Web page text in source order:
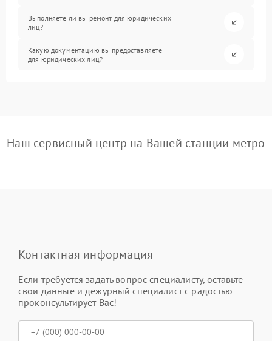
Выполняете ли вы ремонт для юридических
лиц?
Какую документацию вы предоставляете
для юридических лиц?
Наш сервисный центр на Вашей станции метро
Контактная информация
Если требуется задать вопрос специалисту, оставьте
свои данные и дежурный специалист с радостью
проконсультирует Вас!